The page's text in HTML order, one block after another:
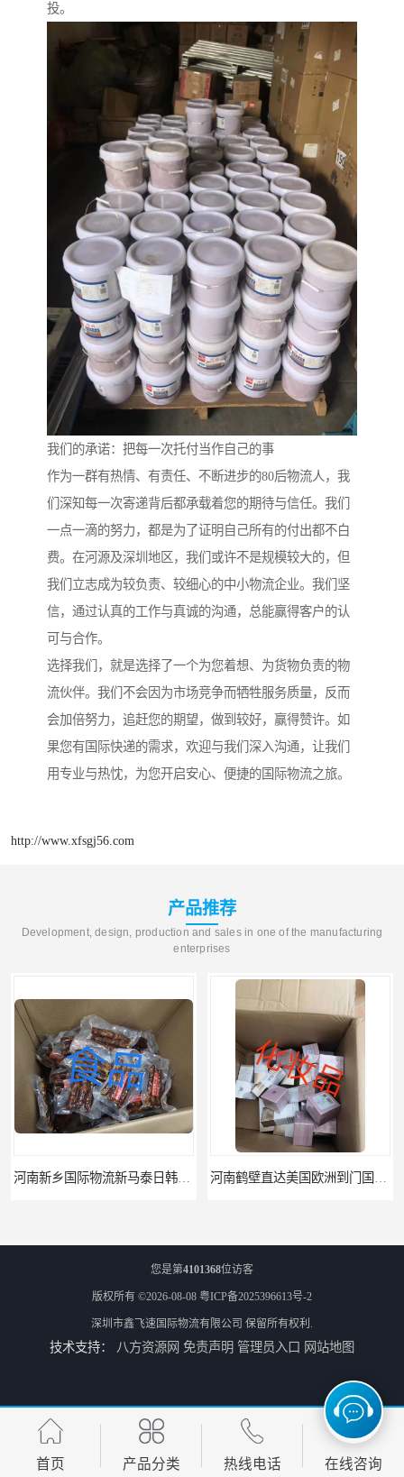
投。
我们的承诺：把每一次托付当作自己的事
作为一群有热情、有责任、不断进步的80后物流人，我
们深知每一次寄递背后都承载着您的期待与信任。我们
一点一滴的努力，都是为了证明自己所有的付出都不白
费。在河源及深圳地区，我们或许不是规模较大的，但
我们立志成为较负责、较细心的中小物流企业。我们坚
信，通过认真的工作与真诚的沟通，总能赢得客户的认
可与合作。
选择我们，就是选择了一个为您着想、为货物负责的物
流伙伴。我们不会因为市场竞争而牺牲服务质量，反而
会加倍努力，追赶您的期望，做到较好，赢得赞许。如
果您有国际快递的需求，欢迎与我们深入沟通，让我们
用专业与热忱，为您开启安心、便捷的国际物流之旅。
http://www.xfsgj56.com
产品推荐
Development, design, production and sales in one of the manufacturing
enterprises
河南新乡国际物流新马泰日韩菲律宾老挝缅甸印尼柬埔寨双清包税 河南鹤壁直达美国欧洲到门国际快递药品口罩洗手液消毒水防护衣
河南鹤壁美森快船美国FBA专线海运国际物流双清包税 河南安阳欧美日加FBA空海运入仓DHL快递代理当日提取
您是第4101368位访客
版权所有 ©2026-08-08 粤ICP备2025396613号-2
深圳市鑫飞速国际物流有限公司 保留所有权利.
技术支持： 八方资源网 免责声明 管理员入口 网站地图
首页 产品分类 热线电话 在线咨询